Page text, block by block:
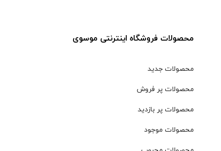
محصولات فروشگاه اینترنتی موسوی
محصولات جدید
محصولات پر فروش
محصولات پر بازدید
محصولات موجود